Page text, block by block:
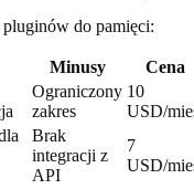
do pamięci:
Minusy
Cena
Ograniczony
zakres
10
USD/
Brak
integracji z
API
7
USD/